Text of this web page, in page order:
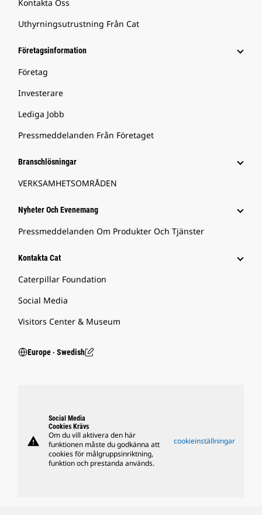
Kontakta Oss
Uthyrningsutrustning Från Cat
Företagsinformation
Företag
Investerare
Lediga Jobb
Pressmeddelanden Från Företaget
Branschlösningar
VERKSAMHETSOMRÅDEN
Nyheter Och Evenemang
Pressmeddelanden Om Produkter Och Tjänster
Kontakta Cat
Caterpillar Foundation
Social Media
Visitors Center & Museum
Europe ‧ Swedish
warning
Social Media
Cookies Krävs
Om du vill aktivera den här
funktionen måste du godkänna att
cookies för målgruppsinriktning,
funktion och prestanda används.
cookieinställningar